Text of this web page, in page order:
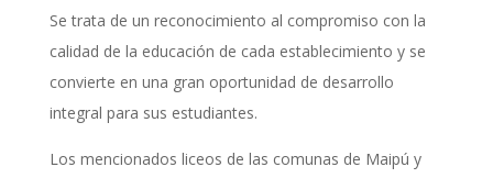
Se trata de un reconocimiento al compromiso con la
calidad de la educación de cada establecimiento y se
convierte en una gran oportunidad de desarrollo
integral para sus estudiantes.
Los mencionados liceos de las comunas de Maipú y